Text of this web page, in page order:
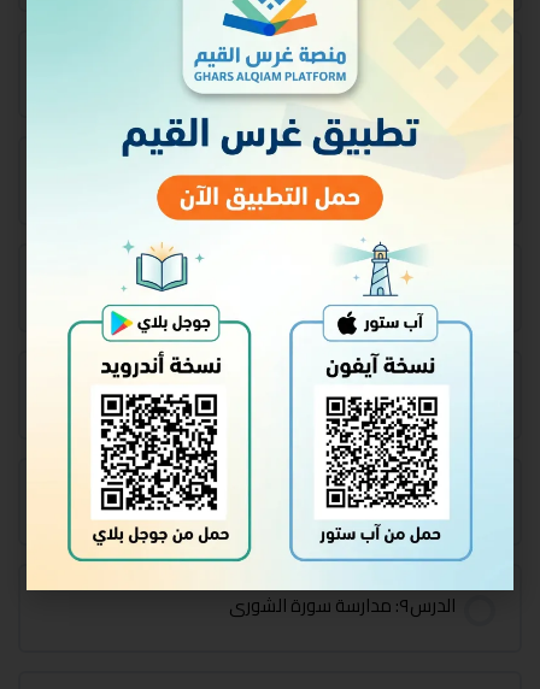
الدرس٤: تابع مدارسة سورة غافر
الدرس٦: تابع مدارسة سورة غافر + مدارسة سورة فصلت
الدرس٧: تابع مدارسة سورة فصلت
الدرس٨: تابع مدارسة سورة فصلت
الدرس٩: مدارسة سورة الشورى